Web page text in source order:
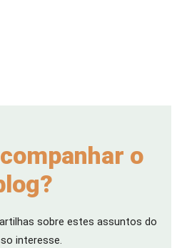
o
sobre estes assuntos do
interesse.